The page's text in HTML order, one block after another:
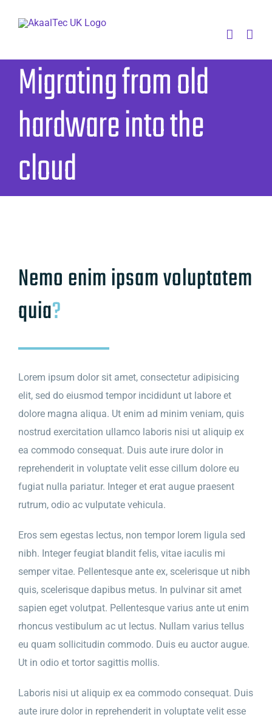
Migrating from old
hardware into the
cloud
Nemo enim ipsam voluptatem
quia?
Lorem ipsum dolor sit amet, consectetur adipisicing
elit, sed do eiusmod tempor incididunt ut labore et
dolore magna aliqua. Ut enim ad minim veniam, quis
nostrud exercitation ullamco laboris nisi ut aliquip ex
ea commodo consequat. Duis aute irure dolor in
reprehenderit in voluptate velit esse cillum dolore eu
fugiat nulla pariatur. Integer et erat augue praesent
rutrum, odio ac vulputate vehicula.
Eros sem egestas lectus, non tempor lorem ligula sed
nibh. Integer feugiat blandit felis, vitae iaculis mi
semper vitae. Pellentesque ante ex, scelerisque ut nibh
quis, scelerisque dapibus metus. In pulvinar sit amet
sapien eget volutpat. Pellentesque varius ante ut enim
rhoncus vestibulum ac ut lectus. Nullam varius tellus
eu quam sollicitudin commodo. Duis eu auctor augue.
Ut in odio et tortor sagittis mollis.
Laboris nisi ut aliquip ex ea commodo consequat. Duis
aute irure dolor in reprehenderit in voluptate velit esse